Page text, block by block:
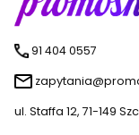
91 404 0557
ul. Staffa 12, 71-149